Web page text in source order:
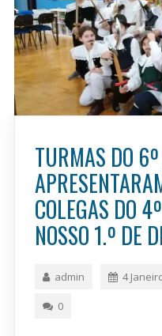
TURMAS DO
COLEGAS DO
NOSSO 1.º DE
admin 4
0